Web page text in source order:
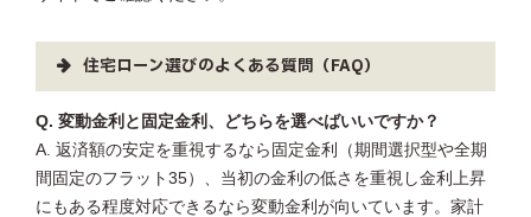
住宅ローン選びのよくある質問（FAQ）
Q. 変動金利と固定金利、どちらを選べばいいですか？
A. 返済額の安定を重視するなら固定金利（期間選択型や全期
間固定のフラット35）、当初の金利の低さを重視し金利上昇
にもある程度対応できるなら変動金利が向いています。家計